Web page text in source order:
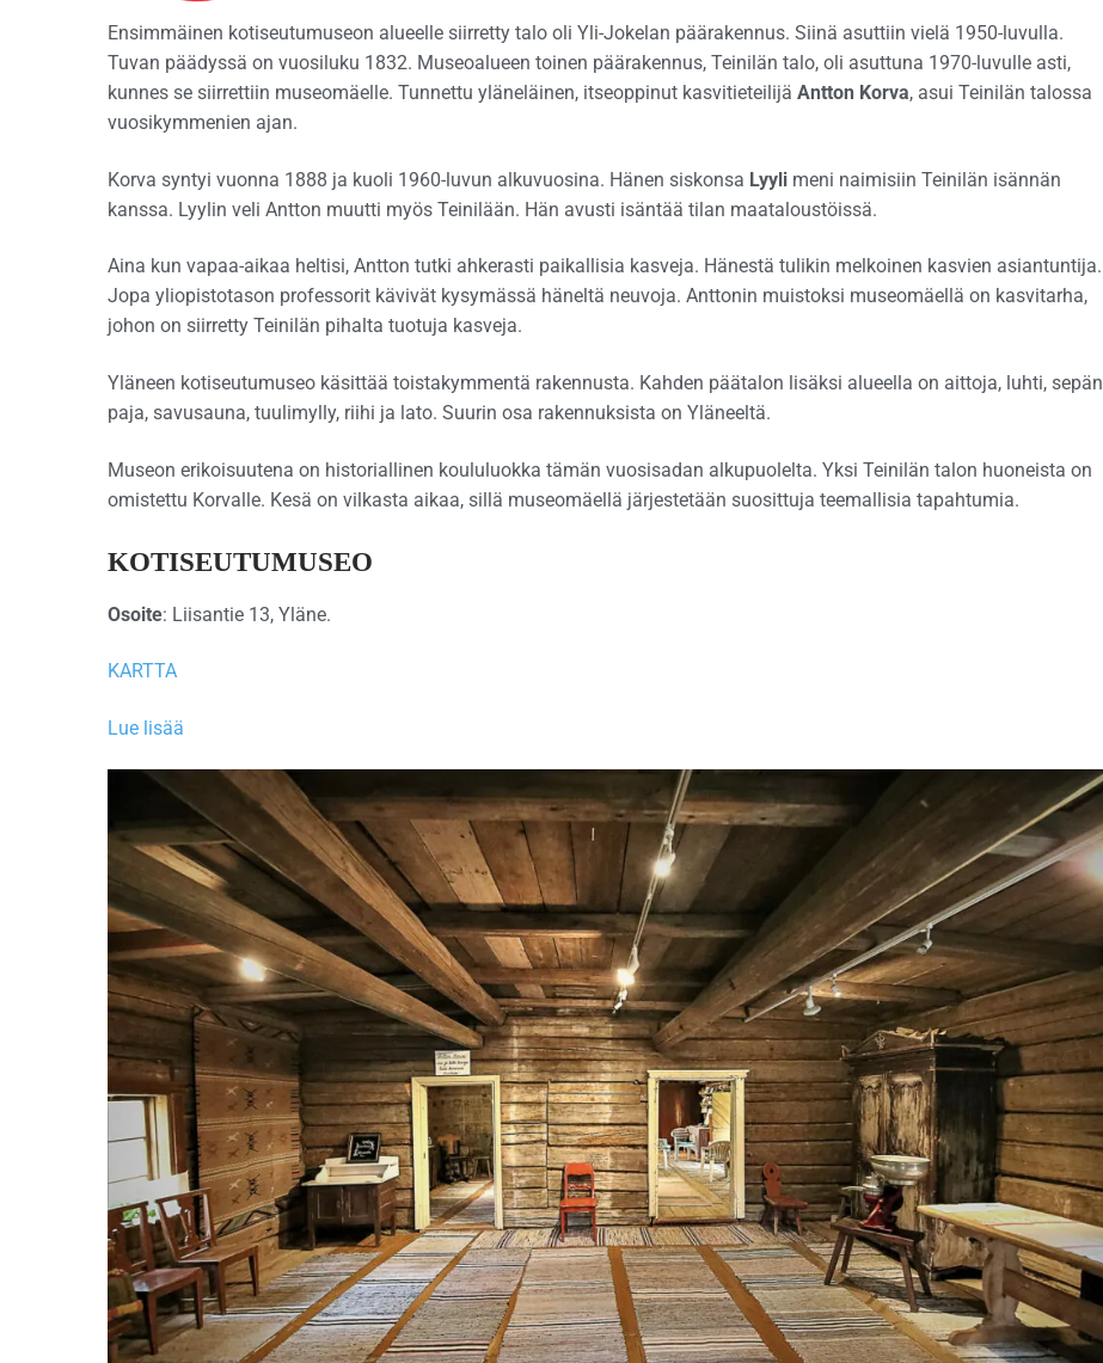
Ensimmäinen kotiseutumuseon alueelle siirretty talo oli Yli-Jokelan päärakennus. Siinä asuttiin vielä 1950-luvulla.
Tuvan päädyssä on vuosiluku 1832. Museoalueen toinen päärakennus, Teinilän talo, oli asuttuna 1970-luvulle asti,
kunnes se siirrettiin museomäelle. Tunnettu yläneläinen, itseoppinut kasvitieteilijä Antton Korva, asui Teinilän talossa
vuosikymmenien ajan.
Korva syntyi vuonna 1888 ja kuoli 1960-luvun alkuvuosina. Hänen siskonsa Lyyli meni naimisiin Teinilän isännän
kanssa. Lyylin veli Antton muutti myös Teinilään. Hän avusti isäntää tilan maataloustöissä.
Aina kun vapaa-aikaa heltisi, Antton tutki ahkerasti paikallisia kasveja. Hänestä tulikin melkoinen kasvien asiantuntija.
Jopa yliopistotason professorit kävivät kysymässä häneltä neuvoja. Anttonin muistoksi museomäellä on kasvitarha,
johon on siirretty Teinilän pihalta tuotuja kasveja.
Yläneen kotiseutumuseo käsittää toistakymmentä rakennusta. Kahden päätalon lisäksi alueella on aittoja, luhti, sepän
paja, savusauna, tuulimylly, riihi ja lato. Suurin osa rakennuksista on Yläneeltä.
Museon erikoisuutena on historiallinen koululuokka tämän vuosisadan alkupuolelta. Yksi Teinilän talon huoneista on
omistettu Korvalle. Kesä on vilkasta aikaa, sillä museomäellä järjestetään suosittuja teemallisia tapahtumia.
KOTISEUTUMUSEO
Osoite: Liisantie 13, Yläne.
KARTTA
Lue lisää